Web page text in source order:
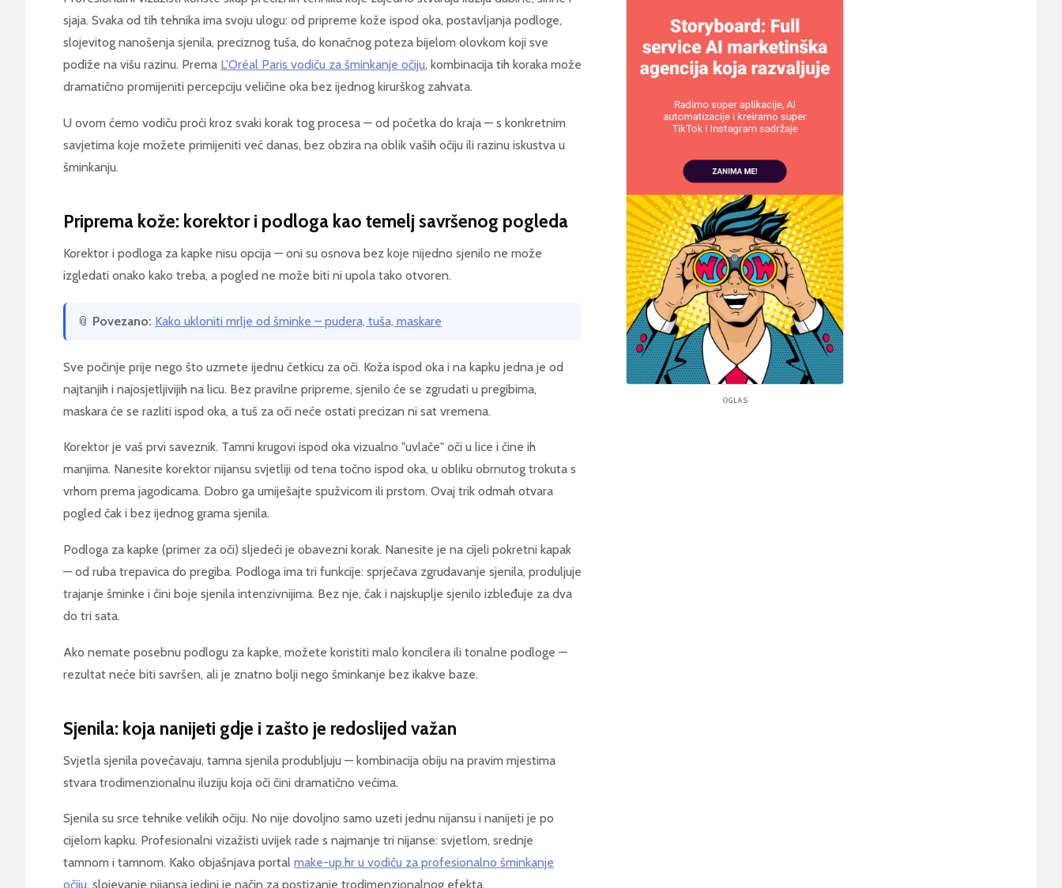
sjaja. Svaka od tih tehnika ima svoju ulogu: od pripreme kože ispod oka, postavljanja podloge,
slojevitog nanošenja sjenila, preciznog tuša, do konačnog poteza bijelom olovkom koji sve
podiže na višu razinu. Prema L'Oréal Paris vodiču za šminkanje očiju, kombinacija tih koraka može
dramatično promijeniti percepciju veličine oka bez ijednog kirurškog zahvata.
U ovom ćemo vodiču proći kroz svaki korak tog procesa — od početka do kraja — s konkretnim
savjetima koje možete primijeniti već danas, bez obzira na oblik vaših očiju ili razinu iskustva u
šminkanju.
Priprema kože: korektor i podloga kao temelj savršenog pogleda
Korektor i podloga za kapke nisu opcija — oni su osnova bez koje nijedno sjenilo ne može
izgledati onako kako treba, a pogled ne može biti ni upola tako otvoren.
📎 Povezano: Kako ukloniti mrlje od šminke – pudera, tuša, maskare
Sve počinje prije nego što uzmete ijednu četkicu za oči. Koža ispod oka i na kapku jedna je od
najtanjih i najosjetljivijih na licu. Bez pravilne pripreme, sjenilo će se zgrudati u pregibima,
maskara će se razliti ispod oka, a tuš za oči neće ostati precizan ni sat vremena.
Korektor je vaš prvi saveznik. Tamni krugovi ispod oka vizualno "uvlače" oči u lice i čine ih
manjima. Nanesite korektor nijansu svjetliji od tena točno ispod oka, u obliku obrnutog trokuta s
vrhom prema jagodicama. Dobro ga umiješajte spužvicom ili prstom. Ovaj trik odmah otvara
pogled čak i bez ijednog grama sjenila.
Podloga za kapke (primer za oči) sljedeći je obavezni korak. Nanesite je na cijeli pokretni kapak
— od ruba trepavica do pregiba. Podloga ima tri funkcije: sprječava zgrudavanje sjenila, produljuje
trajanje šminke i čini boje sjenila intenzivnijima. Bez nje, čak i najskuplje sjenilo izbleđuje za dva
do tri sata.
Ako nemate posebnu podlogu za kapke, možete koristiti malo koncilera ili tonalne podloge —
rezultat neće biti savršen, ali je znatno bolji nego šminkanje bez ikakve baze.
Sjenila: koja nanijeti gdje i zašto je redoslijed važan
Svjetla sjenila povećavaju, tamna sjenila produbljuju — kombinacija obiju na pravim mjestima
stvara trodimenzionalnu iluziju koja oči čini dramatično većima.
Sjenila su srce tehnike velikih očiju. No nije dovoljno samo uzeti jednu nijansu i nanijeti je po
cijelom kapku. Profesionalni vizažisti uvijek rade s najmanje tri nijanse: svjetlom, srednje
tamnom i tamnom. Kako objašnjava portal make-up.hr u vodiču za profesionalno šminkanje
očiju, slojevanje nijansa jedini je način za postizanje trodimenzionalnog efekta.
OGLAS